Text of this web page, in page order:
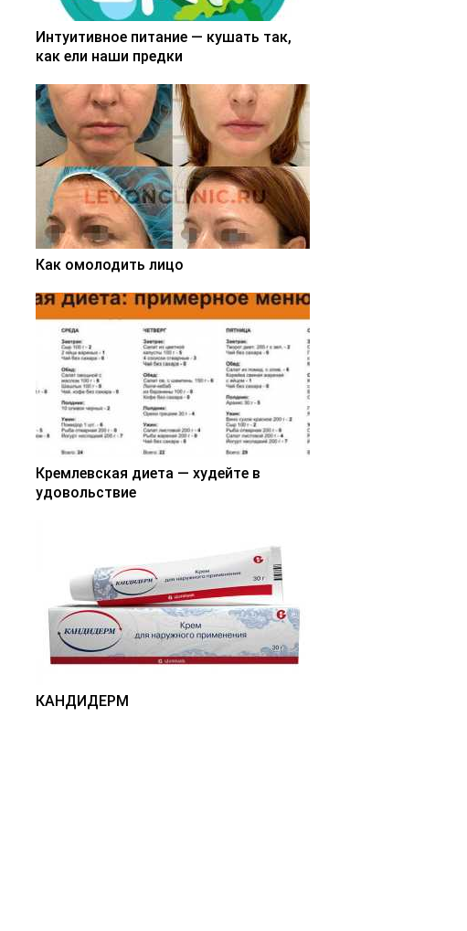
Интуитивное питание — кушать так,
как ели наши предки
Как омолодить лицо
Кремлевская диета — худейте в
удовольствие
КАНДИДЕРМ